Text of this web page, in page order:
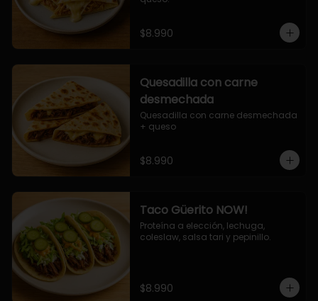
$8.990
Quesadilla con carne
desmechada
Quesadilla con carne desmechada
+ queso
$8.990
Taco Güerito NOW!
Proteína a elección, lechuga,
coleslaw, salsa tari y pepinillo.
$8.990